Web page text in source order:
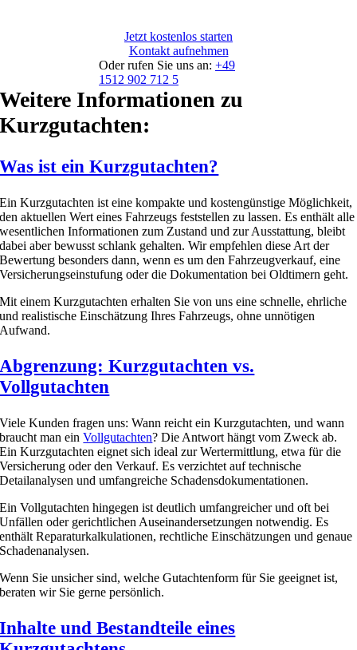
Jetzt kostenlos starten
Kontakt aufnehmen
Oder rufen Sie uns an: +49
1512 902 712 5
Weitere Informationen zu
Kurzgutachten:
Was ist ein Kurzgutachten?
Ein Kurzgutachten ist eine kompakte und kostengünstige Möglichkeit,
den aktuellen Wert eines Fahrzeugs feststellen zu lassen. Es enthält alle
wesentlichen Informationen zum Zustand und zur Ausstattung, bleibt
dabei aber bewusst schlank gehalten. Wir empfehlen diese Art der
Bewertung besonders dann, wenn es um den Fahrzeugverkauf, eine
Versicherungseinstufung oder die Dokumentation bei Oldtimern geht.
Mit einem Kurzgutachten erhalten Sie von uns eine schnelle, ehrliche
und realistische Einschätzung Ihres Fahrzeugs, ohne unnötigen
Aufwand.
Abgrenzung: Kurzgutachten vs.
Vollgutachten
Viele Kunden fragen uns: Wann reicht ein Kurzgutachten, und wann
braucht man einVollgutachten? Die Antwort hängt vom Zweck ab.
Ein Kurzgutachten eignet sich ideal zur Wertermittlung, etwa für die
Versicherung oder den Verkauf. Es verzichtet auf technische
Detailanalysen und umfangreiche Schadensdokumentationen.
Ein Vollgutachten hingegen ist deutlich umfangreicher und oft bei
Unfällen oder gerichtlichen Auseinandersetzungen notwendig. Es
enthält Reparaturkalkulationen, rechtliche Einschätzungen und genaue
Schadenanalysen.
Wenn Sie unsicher sind, welche Gutachtenform für Sie geeignet ist,
beraten wir Sie gerne persönlich.
Inhalte und Bestandteile eines